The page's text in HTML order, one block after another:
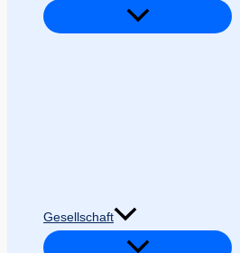
Gesellschaft